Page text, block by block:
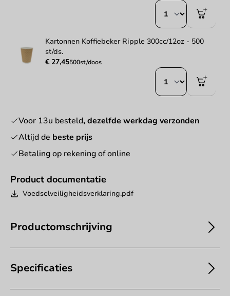
Product documentatie
Voedselveiligheidsverklaring.pdf
Productomschrijving
Specificaties
Kartonnen Koffiebeker Ripple 300cc/12oz - 500
st/ds.
€ 27,45500st/doos
Voor 13u besteld, dezelfde werkdag verzonden
Altijd de beste prijs
Betaling op rekening of online